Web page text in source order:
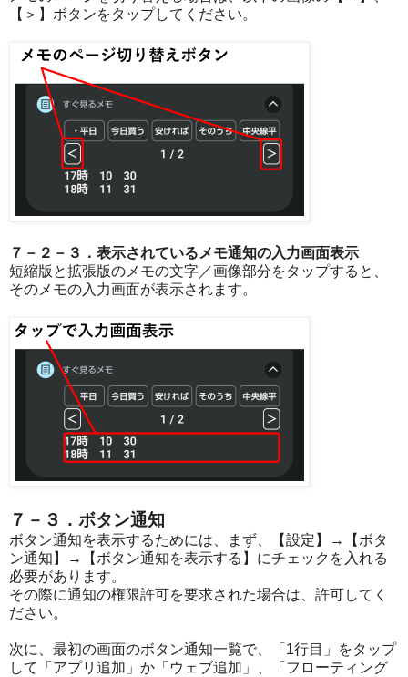
【＞】ボタンをタップしてください。
７－２－３．表示されているメモ通知の入力画面表示
短縮版と拡張版のメモの文字／画像部分をタップすると、
そのメモの入力画面が表示されます。
７－３．ボタン通知
ボタン通知を表示するためには、まず、【設定】→【ボタ
ン通知】→【ボタン通知を表示する】にチェックを入れる
必要があります。
その際に通知の権限許可を要求された場合は、許可してく
ださい。
次に、最初の画面のボタン通知一覧で、「1行目」をタップ
して「アプリ追加」か「ウェブ追加」、「フローティング